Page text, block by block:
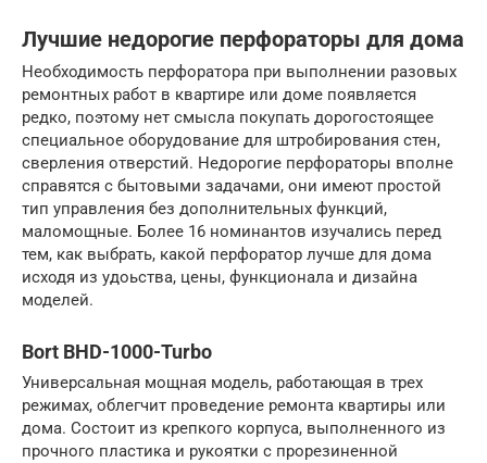
Лучшие недорогие перфораторы для дома
Необходимость перфоратора при выполнении разовых
ремонтных работ в квартире или доме появляется
редко, поэтому нет смысла покупать дорогостоящее
специальное оборудование для штробирования стен,
сверления отверстий. Недорогие перфораторы вполне
справятся с бытовыми задачами, они имеют простой
тип управления без дополнительных функций,
маломощные. Более 16 номинантов изучались перед
тем, как выбрать, какой перфоратор лучше для дома
исходя из удоьства, цены, функционала и дизайна
моделей.
Bort BHD-1000-Turbo
Универсальная мощная модель, работающая в трех
режимах, облегчит проведение ремонта квартиры или
дома. Состоит из крепкого корпуса, выполненного из
прочного пластика и рукоятки с прорезиненной